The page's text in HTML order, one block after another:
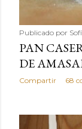
Publicado por
PAN
DE
Compartir 68